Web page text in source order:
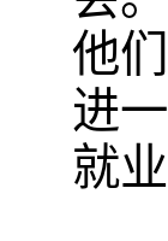
他
进
就